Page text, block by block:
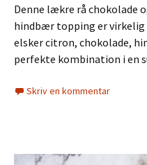
Denne lækre rå chokolade
hindbær topping er virkelig
elsker citron, chokolade,
perfekte kombination i en
Skriv en kommentar